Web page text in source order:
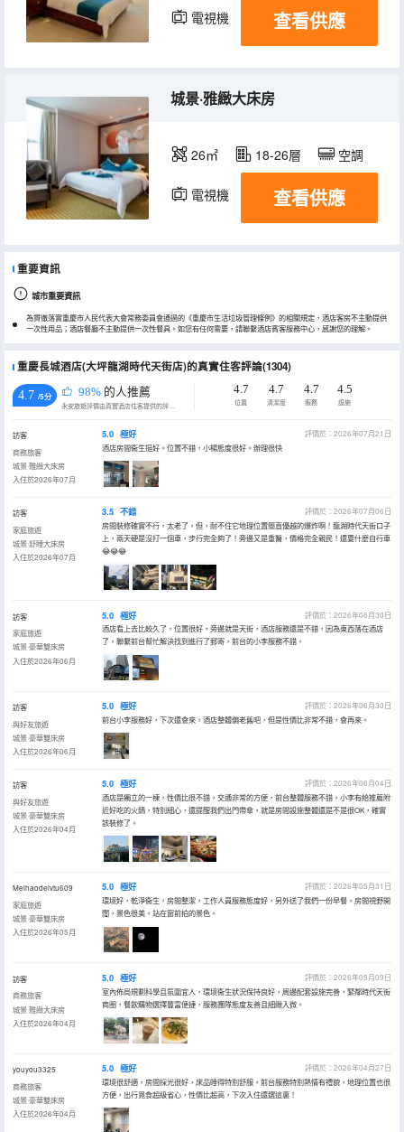
電視機 冰箱
查看供應
城景·雅緻大床房
26㎡ 18-26層 空調
電視機 查看供應
重要資訊
城市重要資訊
為貫徹落實重慶市人民代表大會常務委員會通過的《重慶市生活垃圾管理條例》的相關規定，酒店客房不主動提供
一次性用品；酒店餐廳不主動提供一次性餐具。如您有任何需要，請聯繫酒店賓客服務中心，感謝您的理解。
重慶長城酒店(大坪龍湖時代天街店)的真實住客評論(1304)
4.7 /5分 98% 的人推薦
永安旅遊評價由真實酒店住客提供的評價。
4.7
位置
4.7
清潔度
4.7
服務
4.5
設施
訪客
商務旅客
城景·雅緻大床房
入住於2026年07月
5.0 極好
評價於：2026年07月21日
酒店房間衞生挺好。位置不錯，小楊態度很好。辦理很快
訪客
家庭旅遊
城景·舒睡大床房
入住於2026年07月
3.5 不錯
評價於：2026年07月06日
房間裝修確實不行，太老了，但，耐不住它地理位置簡直優越的爆炸啊！龍湖時代天街口子
上，兩天硬是沒打一個車，步行完全夠了！旁邊又是重醫，價格完全親民！還要什麼自行車
😂😂😂
訪客
家庭旅遊
城景·豪華雙床房
入住於2026年06月
5.0 極好
評價於：2026年06月30日
酒店看上去比較久了，位置很好，旁邊就是天街，酒店服務還是不錯，因為東西落在酒店
了，聯繫前台幫忙解決找到進行了郵寄，前台的小李服務不錯。
訪客
與好友旅遊
城景·豪華雙床房
入住於2026年06月
5.0 極好
評價於：2026年06月30日
前台小李服務好，下次還會來，酒店整體偏老舊吧，但是性價比非常不錯，會再來。
訪客
與好友旅遊
城景·豪華雙床房
入住於2026年04月
5.0 極好
評價於：2026年06月04日
酒店是獨立的一棟，性價比很不錯，交通非常的方便，前台整體服務不錯，小李有給推薦附
近好吃的火鍋，特別細心，還提醒我們出門帶傘，就是房間設施整體還是不是很OK，確實
該裝修了。
Meihaodelvtu609
家庭旅遊
城景·豪華雙床房
入住於2026年05月
5.0 極好
評價於：2026年05月31日
環境好，乾淨衞生，房間整潔，工作人員服務態度好，另外送了我們一份早餐。房間視野開
闊，景色很美。站在窗前拍的景色。
訪客
商務旅客
城景·雅緻大床房
入住於2026年04月
5.0 極好
評價於：2026年05月09日
室內佈局規劃科學且氛圍宜人，環境衞生狀況保持良好，周邊配套設施完善，緊鄰時代天街
商圈，餐飲購物選擇豐富便捷，服務團隊態度友善且細緻入微。
youyou3325
商務旅客
城景·豪華雙床房
入住於2026年04月
5.0 極好
評價於：2026年04月27日
環境很舒適，房間採光很好，床品睡得特別舒服。前台服務特別熱情有禮貌，地理位置也很
方便，出行覓食超級省心，性價比超高，下次入住還選這裏！